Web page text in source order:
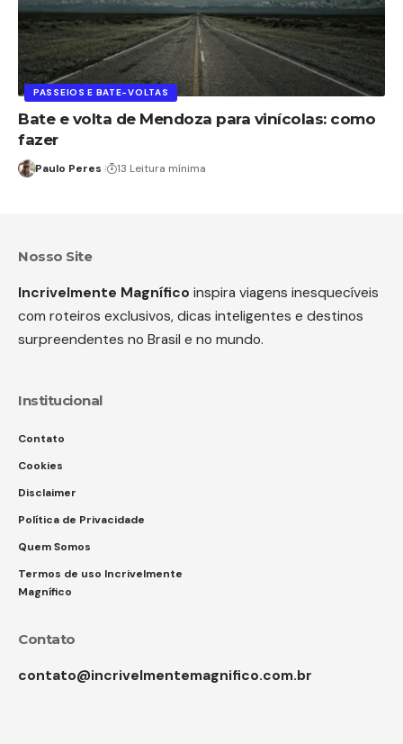
PASSEIOS E BATE-VOLTAS
Bate e volta de Mendoza para vinícolas: como
fazer
Paulo Peres 13 Leitura mínima
Nosso Site
Incrivelmente Magnífico inspira viagens inesquecíveis
com roteiros exclusivos, dicas inteligentes e destinos
surpreendentes no Brasil e no mundo.
Institucional
Contato
Cookies
Disclaimer
Política de Privacidade
Quem Somos
Termos de uso Incrivelmente
Magnífico
Contato
contato@incrivelmentemagnifico.com.br